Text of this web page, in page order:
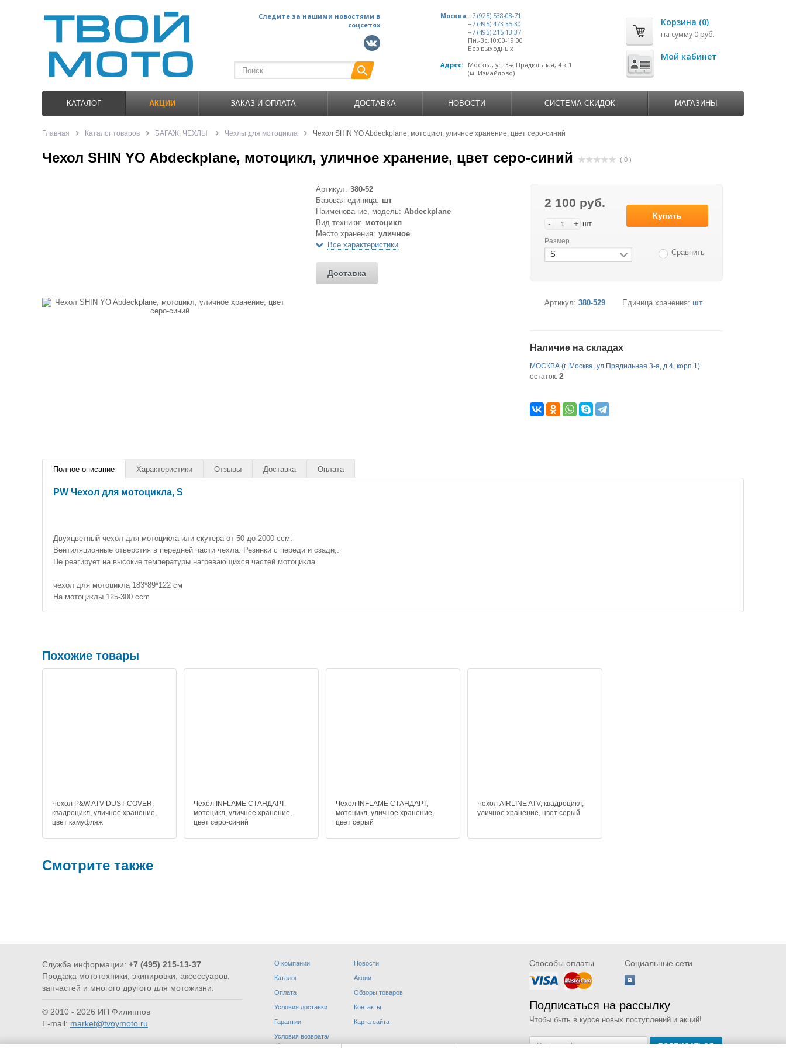
Следите за нашими новостями в
соцсетях
Москва +7 (925) 538-08-71
+7 (495) 473-35-30
+7 (495) 215-13-37
Пн.-Вс.10:00-19:00
Без выходных
Адрес:
Москва, ул. 3-я Прядильная, 4 к.1
(м. Измайлово)
Корзина (0)
на сумму 0 руб.
Мой кабинет
КАТАЛОГ АКЦИИ ЗАКАЗ И ОПЛАТА ДОСТАВКА НОВОСТИ СИСТЕМА СКИДОК МАГАЗИНЫ
Главная Каталог товаров БАГАЖ, ЧЕХЛЫ Чехлы для мотоцикла Чехол SHIN YO Abdeckplane, мотоцикл, уличное хранение, цвет серо-синий
Чехол SHIN YO Abdeckplane, мотоцикл, уличное хранение, цвет серо-синий ( 0 )
2 100 руб.
- + шт
Купить
Размер
S Сравнить
Артикул: 380-529 Единица хранения: шт
Наличие на складах
МОСКВА (г. Москва, ул.Прядильная 3-я, д.4, корп.1)
остаток: 2
Артикул: 380-52
Базовая единица: шт
Наименование, модель: Abdeckplane
Вид техники: мотоцикл
Место хранения: уличное
Все характеристики
Доставка
Полное описание Характеристики Отзывы Доставка Оплата
PW Чехол для мотоцикла, S
Двухцветный чехол для мотоцикла или скутера от 50 до 2000 ссм:
Вентиляционные отверстия в передней части чехла: Резинки с переди и сзади;:
Не реагирует на высокие температуры нагревающихся частей мотоцикла
чехол для мотоцикла 183*89*122 см
На мотоциклы 125-300 ccm
Похожие товары
Чехол P&W ATV DUST COVER,
квадроцикл, уличное хранение,
цвет камуфляж
Чехол INFLAME СТАНДАРТ,
мотоцикл, уличное хранение,
цвет серо-синий
Чехол INFLAME СТАНДАРТ,
мотоцикл, уличное хранение,
цвет серый
Чехол AIRLINE ATV, квадроцикл,
уличное хранение, цвет серый
Смотрите также
РАСХОДНИКИ МОТОХИМИЯ
Служба информации: +7 (495) 215-13-37
Продажа мототехники, экипировки, аксессуаров,
запчастей и многого другого для мотожизни.
© 2010 - 2026 ИП Филиппов
E-mail: market@tvoymoto.ru
О компании
Каталог
Оплата
Условия доставки
Гарантии
Условия возврата/
обмена
Новости
Акции
Обзоры товаров
Контакты
Карта сайта
Способы оплаты Социальные сети
Подписаться на рассылку
Чтобы быть в курсе новых поступлений и акций!